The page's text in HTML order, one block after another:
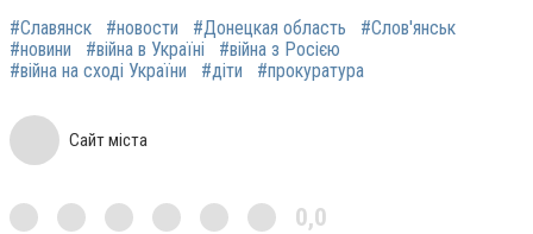
#Славянск #новости #Донецкая область
#Слов'янськ
#новини
#війна в Україні
#війна з Росією
#війна на сході України
#діти #прокуратура
Сайт міста
0,0